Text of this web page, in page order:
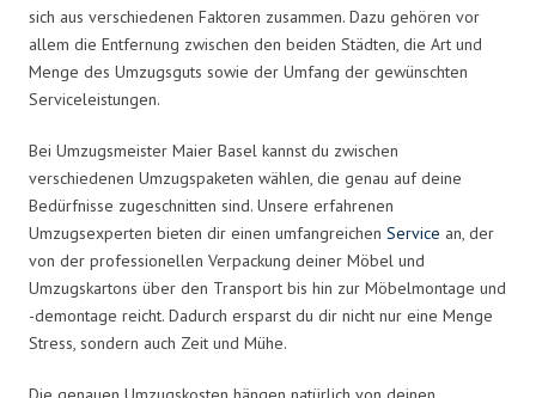
sich aus verschiedenen Faktoren zusammen. Dazu gehören vor
allem die Entfernung zwischen den beiden Städten, die Art und
Menge des Umzugsguts sowie der Umfang der gewünschten
Serviceleistungen.
Bei Umzugsmeister Maier Basel kannst du zwischen
verschiedenen Umzugspaketen wählen, die genau auf deine
Bedürfnisse zugeschnitten sind. Unsere erfahrenen
Umzugsexperten bieten dir einen umfangreichen Service an, der
von der professionellen Verpackung deiner Möbel und
Umzugskartons über den Transport bis hin zur Möbelmontage und
-demontage reicht. Dadurch ersparst du dir nicht nur eine Menge
Stress, sondern auch Zeit und Mühe.